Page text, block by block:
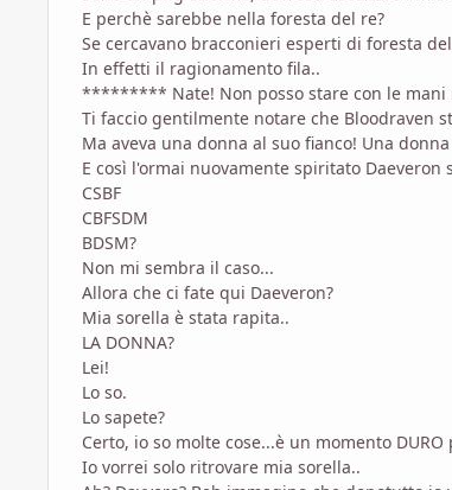
E perchè sarebbe nella foresta del re?
Se cercavano bracconieri esperti di foresta
In effetti il ragionamento fila..
********* Nate! Non posso stare con le mani
Ti faccio gentilmente notare che Bloodraven
Ma aveva una donna al suo fianco! Una
E così l'ormai nuovamente spiritato
CSBF
CBFSDM
BDSM?
Non mi sembra il caso...
Allora che ci fate qui Daeveron?
Mia sorella è stata rapita..
LA DONNA?
Lei!
Lo so.
Lo sapete?
Certo, io so molte cose...è un momento
Io vorrei solo ritrovare mia sorella..